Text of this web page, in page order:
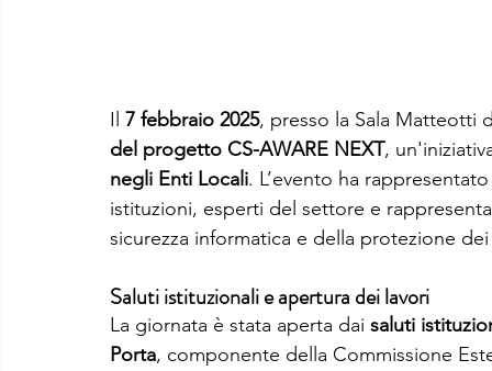
Il 7 febbraio 2025, presso la Sala Matteotti
del progetto CS-AWARE NEXT,
negli Enti Locali. L’evento ha
istituzioni, esperti del settore e
sicurezza informatica e della protezione
Saluti istituzionali e apertura dei lavori
La giornata è stata aperta dai saluti
Porta, componente della Commissione